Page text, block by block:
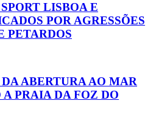
LISBOA E
POR AGRESSÕES
PETARDOS
ABERTURA AO MAR
PRAIA DA FOZ DO